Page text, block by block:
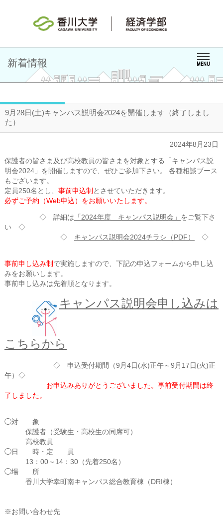
MENU
新着情報
9月28日(土)キャンパス説明会2024を開催します（終了しまし
た）
2024年8月23日
保護者の皆さま及び高校教員の皆さまを対象とする「キャンパス説
明会2024」を開催しますので、ぜひご参加下さい。 各種相談ブース
もございます。
定員250名とし、 事前申込制 とさせていただきます。
必ずご予約（Web申込）をお願いいたします。
◇ 詳細は 「2024年度 キャンパス説明会」 をご覧下さ
い ◇
◇ キャンパス説明会2024チラシ（PDF） ◇
事前申し込み制 で実施しますので、下記の申込フォームから申し込
みをお願いします。
事前申し込みは先着順となります。
キャンパス説明会申し込みは
こちらから
◇ 申込受付期間（9月4日(水)正午～9月17日(火)正
午）◇
お申込みありがとうございました。事前受付期間は終
了しました。
◯対 象
保護者（受験生・高校生の同席可）
高校教員
◯日 時・定 員
13：00～14：30（先着250名）
◯場 所
香川大学幸町南キャンパス総合教育棟（DRI棟）
※お問い合わせ先